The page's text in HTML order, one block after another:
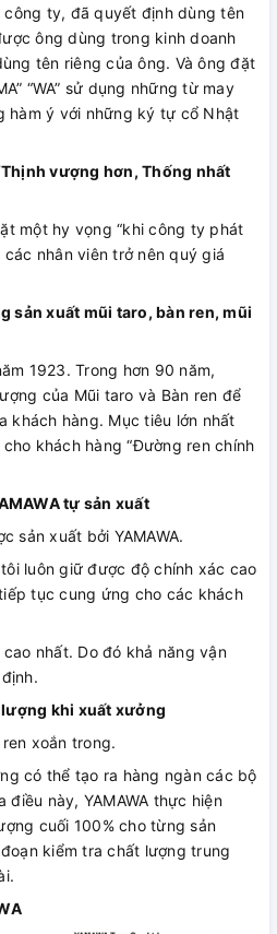
công ty, đã quyết định dùng tên
được ông dùng trong kinh doanh
tên riêng của ông. Và ông đặt
“WA” sử dụng những từ may
hàm ý với những ký tự cổ Nhật
vượng hơn, Thống nhất
một hy vọng “khi công ty phát
nhân viên trở nên quý giá
sản xuất mũi taro, bàn ren, mũi
1923. Trong hơn 90 năm,
của Mũi taro và Bàn ren để
khách hàng. Mục tiêu lớn nhất
khách hàng “Đường ren chính
tự sản xuất
sản xuất bởi YAMAWA.
luôn giữ được độ chính xác cao
tục cung ứng cho các khách
nhất. Do đó khả năng vận
khi xuất xưởng
xoắn trong.
có thể tạo ra hàng ngàn các bộ
này, YAMAWA thực hiện
cuối 100% cho từng sản
kiểm tra chất lượng trung